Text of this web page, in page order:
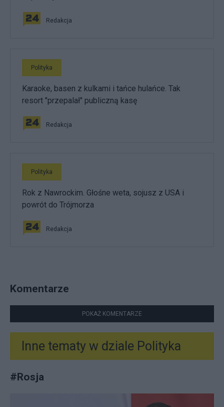
Redakcja
Polityka
Karaoke, basen z kulkami i tańce hulańce. Tak
resort "przepalał" publiczną kasę
Redakcja
Polityka
Rok z Nawrockim. Głośne weta, sojusz z USA i
powrót do Trójmorza
Redakcja
Komentarze
POKAŻ KOMENTARZE
Inne tematy w dziale Polityka
#Rosja